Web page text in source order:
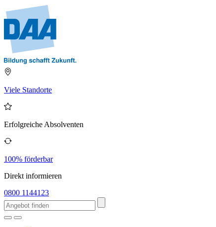
Viele Standorte
Erfolgreiche Absolventen
100% förderbar
Direkt informieren
0800 1144123